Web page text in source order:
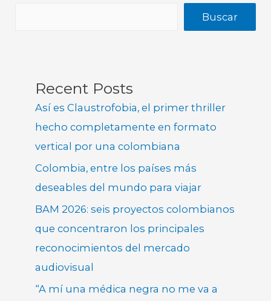
Buscar
Recent Posts
Así es Claustrofobia, el primer thriller
hecho completamente en formato
vertical por una colombiana
Colombia, entre los países más
deseables del mundo para viajar
BAM 2026: seis proyectos colombianos
que concentraron los principales
reconocimientos del mercado
audiovisual
“A mí una médica negra no me va a